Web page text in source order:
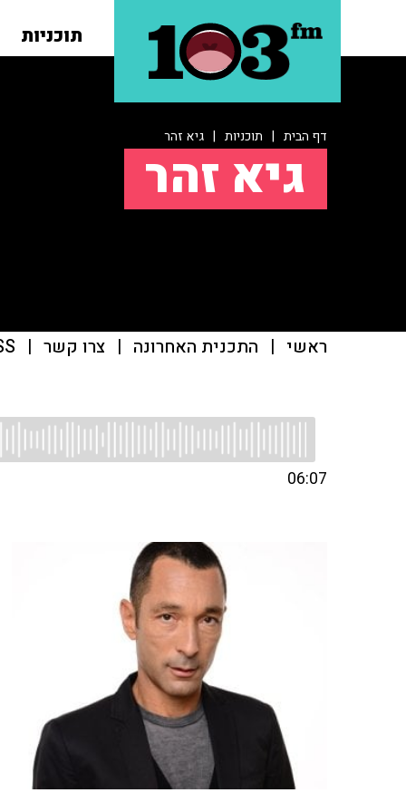
תוכניות
דף הבית | תוכניות | גיא זהר
גיא זהר
ראשי | התכנית האחרונה | צרו קשר |
06:07